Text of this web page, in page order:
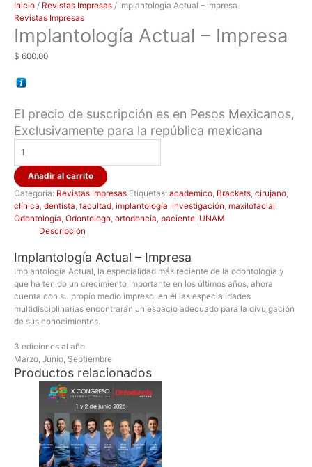
Inicio / Revistas Impresas / Implantología Actual – Impresa
Revistas Impresas
Implantología Actual – Impresa
$ 600.00
El precio de suscripción es en Pesos Mexicanos,
Exclusivamente para la república mexicana
Añadir al carrito
Categoría: Revistas Impresas Etiquetas: academico Brackets cirujano
clínica dentista facultad implantología investigación maxilofacial
Odontología Odontologo ortodoncia paciente UNAM
Descripción
Implantología Actual – Impresa
Implantología Actual, la especialidad más reciente de la odontología y
que ha tenido un crecimiento importante en los últimos años, ahora
cuenta con su propio medio impreso, en él las especialidades
multidisciplinarias encontrarán un espacio adecuado para la divulgación
de sus conocimientos.
3 ediciones al año
Marzo, Junio, Septiembre
Productos relacionados